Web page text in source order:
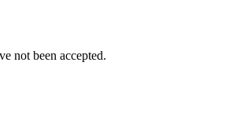
not been accepted.